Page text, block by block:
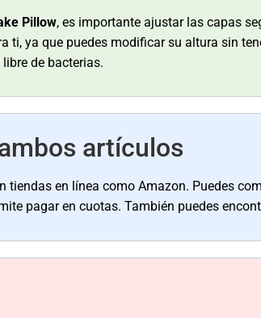
Pillow, es importante ajustar las capas
ti, ya que puedes modificar su altura sin
de bacterias.
artículos
tiendas en línea como Amazon. Puedes
pagar en cuotas. También puedes